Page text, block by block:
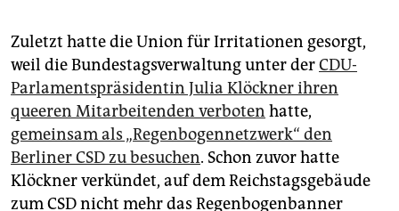
Zuletzt hatte die Union für Irritationen gesorgt,
weil die Bundestagsverwaltung unter derCDU-
Parlamentspräsidentin Julia Klöckner ihren
queeren Mitarbeitenden verboten hatte,
gemeinsam als „Regenbogennetzwerk“ den
Berliner CSD zu besuchen. Schon zuvor hatte
Klöckner verkündet, auf dem Reichstagsgebäude
zum CSD nicht mehr das Regenbogenbanner